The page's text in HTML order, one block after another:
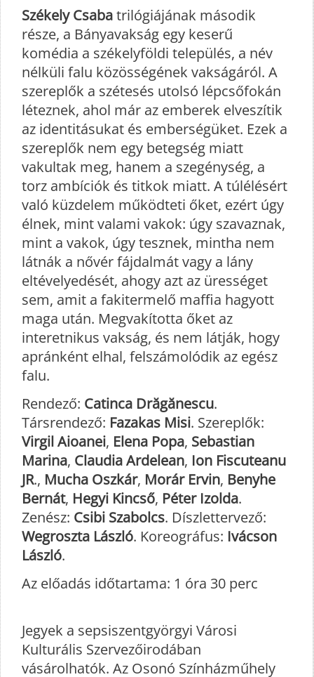
Székely Csabatrilógiájának második
része, a Bányavakság egy keserű
komédia a székelyföldi település, a név
nélküli falu közösségének vakságáról. A
szereplők a szétesés utolsó lépcsőfokán
léteznek, ahol már az emberek elveszítik
az identitásukat és emberségüket. Ezek a
szereplők nem egy betegség miatt
vakultak meg, hanem a szegénység, a
torz ambíciók és titkok miatt. A túlélésért
való küzdelem működteti őket, ezért úgy
élnek, mint valami vakok: úgy szavaznak,
mint a vakok, úgy tesznek, mintha nem
látnák a nővér fájdalmát vagy a lány
eltévelyedését, ahogy azt az ürességet
sem, amit a fakitermelő maffia hagyott
maga után. Megvakította őket az
interetnikus vakság, és nem látják, hogy
apránként elhal, felszámolódik az egész
falu.
Rendező: Catinca Drăgănescu.
Társrendező: Fazakas Misi. Szereplők:
Virgil Aioanei, Elena Popa, Sebastian
Marina, Claudia Ardelean, Ion Fiscuteanu
JR., Mucha Oszkár, Morár Ervin, Benyhe
Bernát, Hegyi Kincső, Péter Izolda.
Zenész: Csibi Szabolcs. Díszlettervező:
Wegroszta László. Koreográfus: Ivácson
László.
Az előadás időtartama: 1 óra 30 perc
Jegyek a sepsiszentgyörgyi Városi
Kulturális Szervezőirodában
vásárolhatók. Az Osonó Színházműhely